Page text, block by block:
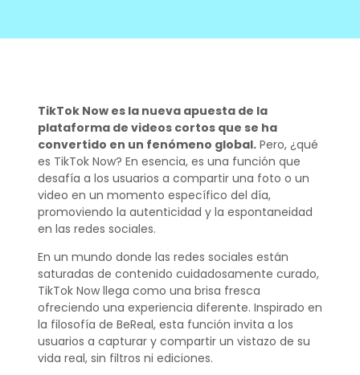
TikTok Now es la nueva apuesta de la
plataforma de videos cortos que se ha
convertido en un fenómeno global.Pero, ¿qué
es TikTok Now? En esencia, es una función que
desafía a los usuarios a compartir una foto o un
video en un momento específico del día,
promoviendo la autenticidad y la espontaneidad
en las redes sociales.
En un mundo donde las redes sociales están
saturadas de contenido cuidadosamente curado,
TikTok Now llega como una brisa fresca
ofreciendo una experiencia diferente. Inspirado en
la filosofía de BeReal, esta función invita a los
usuarios a capturar y compartir un vistazo de su
vida real, sin filtros ni ediciones.